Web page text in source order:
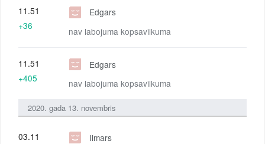
Edgars
nav labojuma kopsavilkuma
11.51
+36
Edgars
nav labojuma kopsavilkuma
11.51
+405
2020. gada 13. novembris
Ilmars
03.11